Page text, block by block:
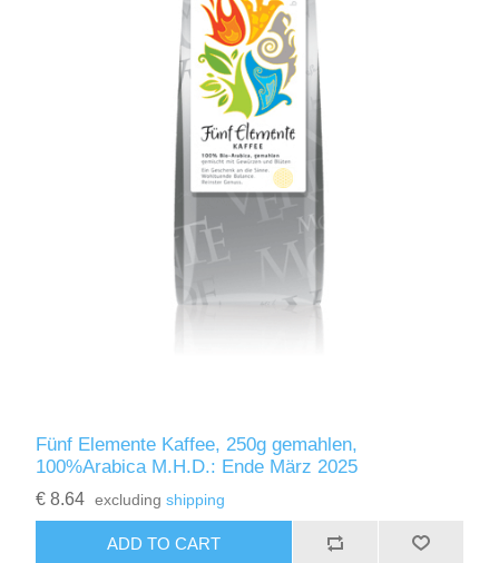
Fünf Elemente Kaffee, 250g gemahlen,
100%Arabica M.H.D.: Ende März 2025
€ 8.64 excludingshipping
ADD TO CART